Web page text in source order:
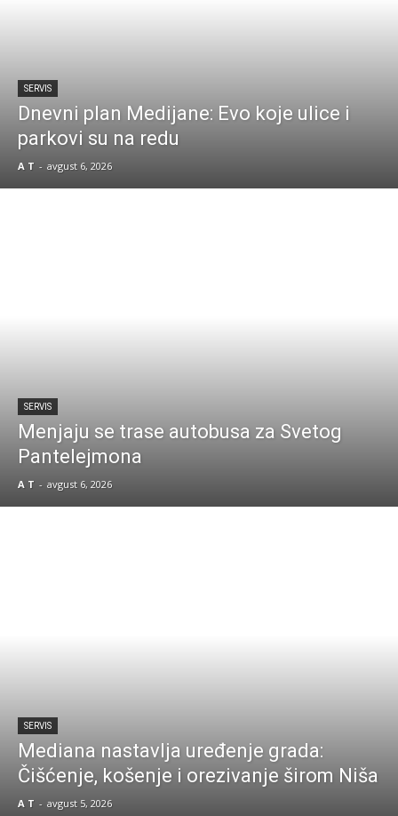
SERVIS
Dnevni plan Medijane: Evo koje ulice i
parkovi su na redu
A T - avgust 6, 2026
SERVIS
Menjaju se trase autobusa za Svetog
Pantelejmona
A T - avgust 6, 2026
SERVIS
Mediana nastavlja uređenje grada:
Čišćenje, košenje i orezivanje širom Niša
A T - avgust 5, 2026